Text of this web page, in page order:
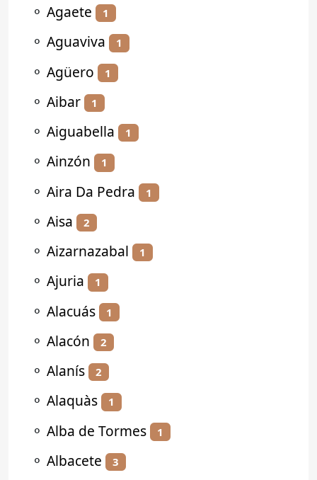
⚬ Agaete 1
⚬ Aguaviva 1
⚬ Agüero 1
⚬ Aibar 1
⚬ Aiguabella 1
⚬ Ainzón 1
⚬ Aira Da Pedra 1
⚬ Aisa 2
⚬ Aizarnazabal 1
⚬ Ajuria 1
⚬ Alacuás 1
⚬ Alacón 2
⚬ Alanís 2
⚬ Alaquàs 1
⚬ Alba de Tormes 1
⚬ Albacete 3